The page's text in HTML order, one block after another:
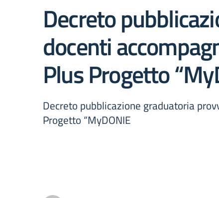
Decreto
docenti
Plus Progetto
Decreto pubblicazione graduatoria
Progetto “MyDONIE